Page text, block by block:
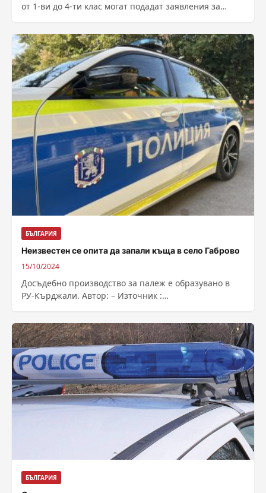
от 1-ви до 4-ти клас могат подадат заявления за
БЪЛГАРИЯ
Неизвестен се опита да запали къща в село Габрово
15/10/2024
Досъдебно производство за палеж е образувано в
РУ-Кърджали. Автор: – Източник :
БЪЛГАРИЯ